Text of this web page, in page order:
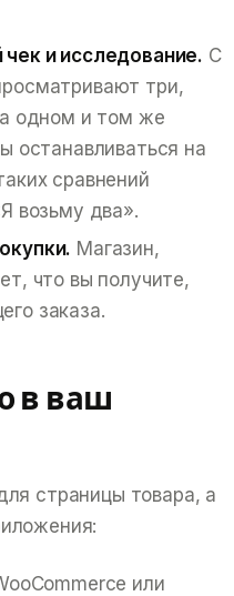
и исследование. С
три,
одном и том же
останавливаться на
сравнений
возьму два».
Магазин,
что вы получите,
заказа.
в ваш
страницы товара, а
или